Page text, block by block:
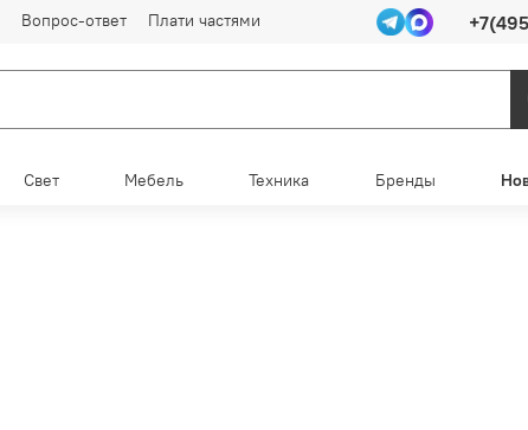
Вопрос-ответ Плати частями
Свет Мебель Техника Бренды